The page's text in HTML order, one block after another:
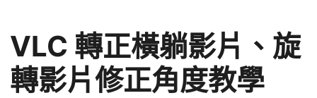
VLC 轉正橫躺影片、旋
轉影片修正角度教學